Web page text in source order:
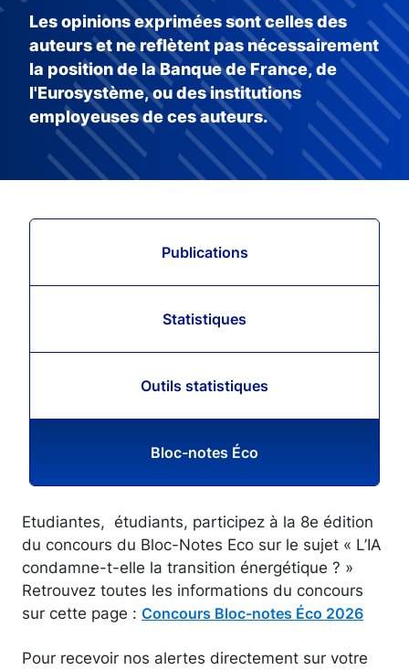
Les opinions exprimées sont celles des
auteurs et ne reflètent pas nécessairement
la position de la Banque de France, de
l'Eurosystème, ou des institutions
employeuses de ces auteurs.
Publications
Statistiques
Outils statistiques
Bloc-notes Éco
Etudiantes, étudiants, participez à la 8e édition
du concours du Bloc-Notes Eco sur le sujet « L’IA
condamne-t-elle la transition énergétique ? »
Retrouvez toutes les informations du concours
sur cette page : Concours Bloc-notes Éco 2026
Pour recevoir nos alertes directement sur votre